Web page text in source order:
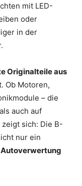
mit LED-
oder
in der
Originalteile aus
Ob Motoren,
– die
auch auf
sich: Die B-
nur ein
Autoverwertung